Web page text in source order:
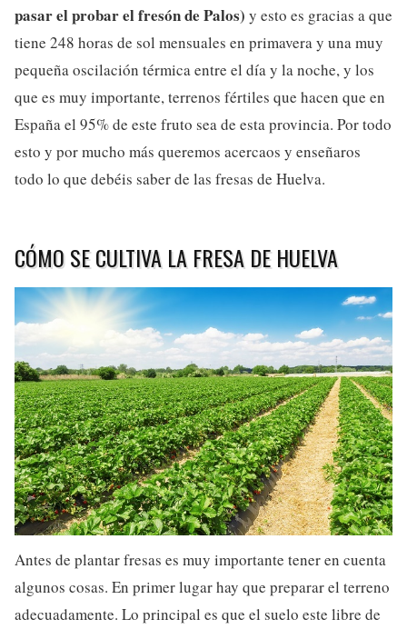
pasar el probar el fresón de Palos) y esto es gracias a que
tiene 248 horas de sol mensuales en primavera y una muy
pequeña oscilación térmica entre el día y la noche, y los
que es muy importante, terrenos fértiles que hacen que en
España el 95% de este fruto sea de esta provincia. Por todo
esto y por mucho más queremos acercaos y enseñaros
todo lo que debéis saber de las fresas de Huelva.
CÓMO SE CULTIVA LA FRESA DE HUELVA
Antes de plantar fresas es muy importante tener en cuenta
algunos cosas. En primer lugar hay que preparar el terreno
adecuadamente. Lo principal es que el suelo este libre de